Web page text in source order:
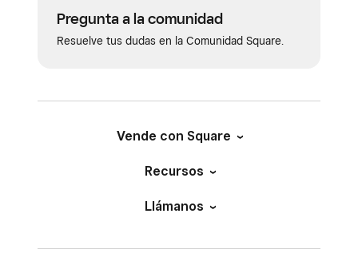
Pregunta a la comunidad
Resuelve tus dudas en la Comunidad Square.
Vende con Square
Recursos
Llámanos